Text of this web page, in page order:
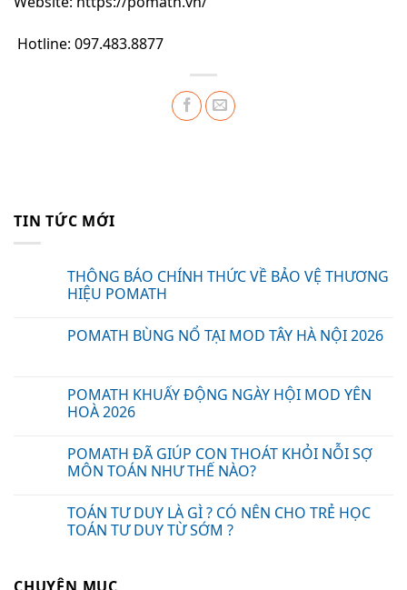
Hotline: 097.483.8877
TIN TỨC MỚI
THÔNG BÁO CHÍNH THỨC VỀ BẢO VỆ THƯƠNG
HIỆU POMATH
POMATH BÙNG NỔ TẠI MOD TÂY HÀ NỘI 2026
POMATH KHUẤY ĐỘNG NGÀY HỘI MOD YÊN
HOÀ 2026
POMATH ĐÃ GIÚP CON THOÁT KHỎI NỖI SỢ
MÔN TOÁN NHƯ THẾ NÀO?
TOÁN TƯ DUY LÀ GÌ ? CÓ NÊN CHO TRẺ HỌC
TOÁN TƯ DUY TỪ SỚM ?